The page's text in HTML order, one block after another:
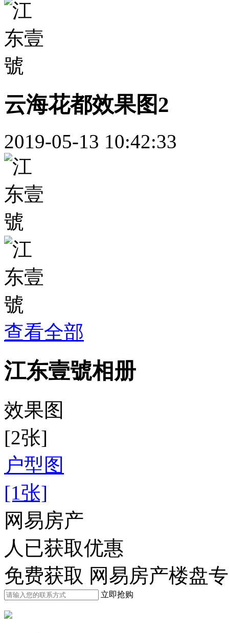
云海花都效果图2
2019-05-13 10:42:33
查看全部
江东壹號相册
效果图
[2张]
户型图
[1张]
网易房产
人已获取优惠
免费获取 网易房产楼盘
立即抢购